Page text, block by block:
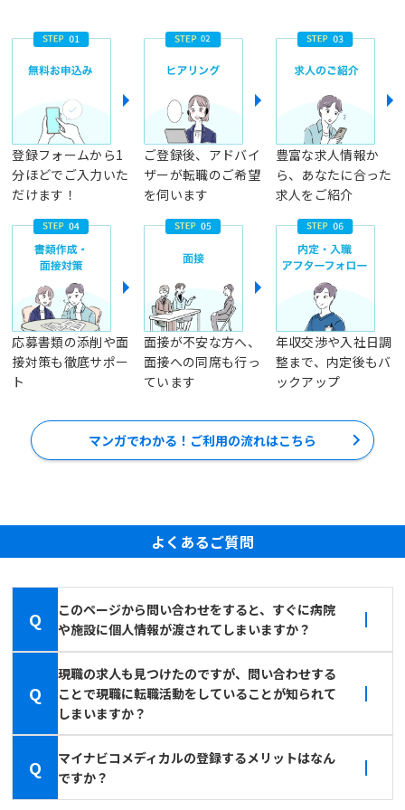
登録フォームから1
分ほどでご入力いた
だけます！
ご登録後、アドバイ
ザーが転職のご希望
を伺います
豊富な求人情報か
ら、あなたに合った
求人をご紹介
応募書類の添削や面
接対策も徹底サポー
ト
面接が不安な方へ、
面接への同席も行っ
ています
年収交渉や入社日調
整まで、内定後もバ
ックアップ
マンガでわかる！ご利用の流れはこちら
よくあるご質問
Q
このページから問い合わせをすると、すぐに病院
や施設に個人情報が渡されてしまいますか？
Q
現職の求人も見つけたのですが、問い合わせする
ことで現職に転職活動をしていることが知られて
しまいますか？
Q
マイナビコメディカルの登録するメリットはなん
ですか？